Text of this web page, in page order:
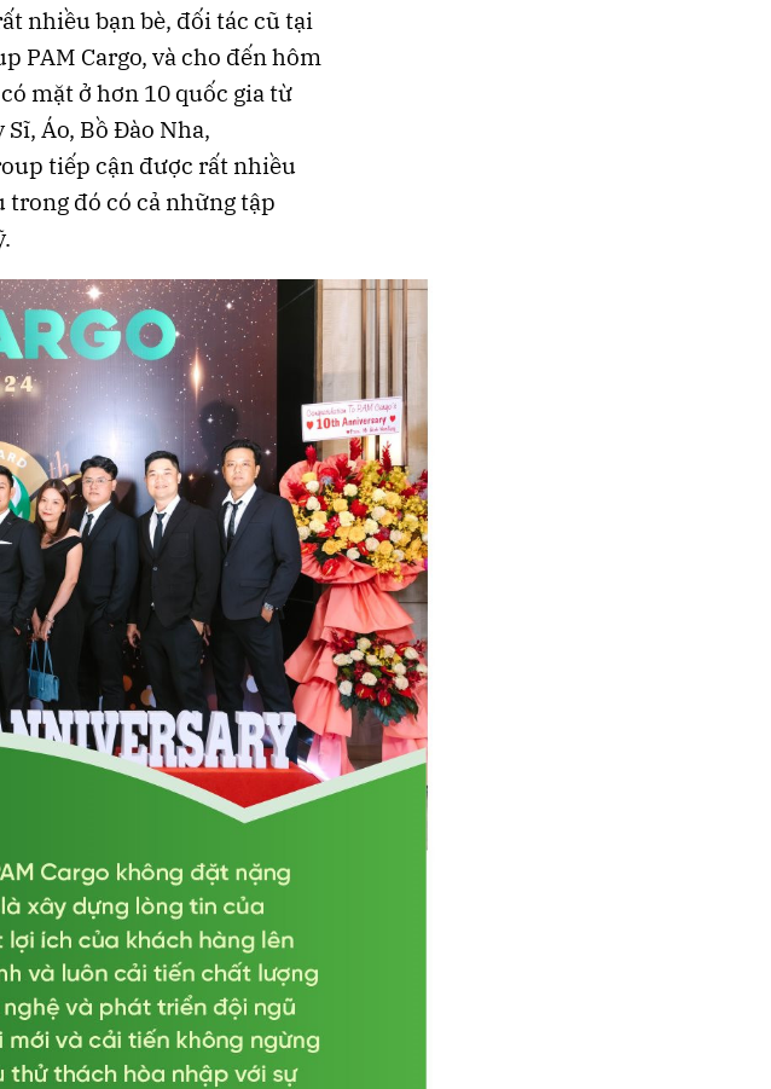
nhiều bạn bè, đối tác cũ tại
PAM Cargo, và cho đến hôm
mặt ở hơn 10 quốc gia từ
Áo, Bồ Đào Nha,
tiếp cận được rất nhiều
trong đó có cả những tập